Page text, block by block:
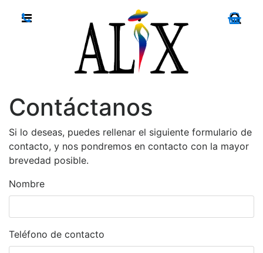
Contáctanos
Si lo deseas, puedes rellenar el siguiente formulario de
contacto, y nos pondremos en contacto con la mayor
brevedad posible.
Nombre
Teléfono de contacto